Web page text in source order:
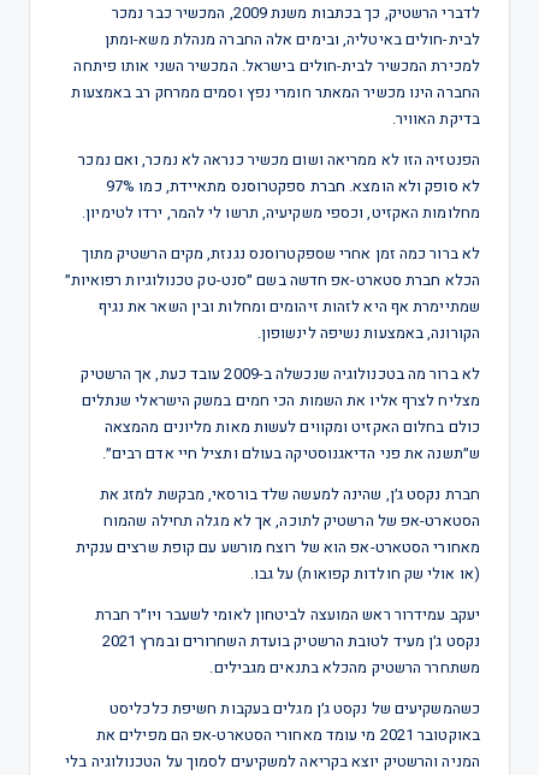
לדברי הרשטיק, כך בכתבות משנת 2009, המכשיר כבר נמכר
לבית-חולים באיטליה, ובימים אלה החברה מנהלת משא-ומתן
למכירת המכשיר לבית-חולים בישראל. המכשיר השני אותו פיתחה
החברה הינו מכשיר המאתר חומרי נפץ וסמים ממרחק רב באמצעות
בדיקת האוויר.
הפנטזיה הזו לא ממריאה ושום מכשיר כנראה לא נמכר, ואם נמכר
לא סופק ולא הומצא. חברת ספקטרוסנס מתאיידת, כמו 97%
מחלומות האקזיט, וכספי משקיעיה, תרשו לי להמר, ירדו לטימיון.
לא ברור כמה זמן אחרי שספקטרוסנס נגנזת, מקים הרשטיק מתוך
הכלא חברת סטארט-אפ חדשה בשם ״סנט-טק טכנולוגיות רפואיות״
שמתיימרת אף היא לזהות זיהומים ומחלות ובין השאר את נגיף
הקורונה, באמצעות נשיפה לינשופון.
לא ברור מה בטכנולוגיה שנכשלה ב-2009 עובד כעת, אך הרשטיק
מצליח לצרף אליו את השמות הכי חמים במשק הישראלי שנתלים
כולם בחלום האקזיט ומקווים לעשות מאות מליונים מהמצאה
ש״תשנה את פני הדיאגנוסטיקה בעולם ותציל חיי אדם רבים״.
חברת נקסט ג׳ן, שהינה למעשה שלד בורסאי, מבקשת למזג את
הסטארט-אפ של הרשטיק לתוכה, אך לא מגלה תחילה שהמוח
מאחורי הסטארט-אפ הוא של רוצח מורשע עם קופת שרצים ענקית
(או אולי שק חולדות קפואות) על גבו.
יעקב עמידרור ראש המועצה לביטחון לאומי לשעבר ויו״ר חברת
נקסט ג׳ן מעיד לטובת הרשטיק בועדת השחרורים ובמרץ 2021
משתחרר הרשטיק מהכלא בתנאים מגבילים.
כשהמשקיעים של נקסט ג׳ן מגלים בעקבות חשיפת כלכליסט
באוקטובר 2021 מי עומד מאחורי הסטארט-אפ הם מפילים את
המניה והרשטיק יוצא בקריאה למשקיעים לסמוך על הטכנולוגיה בלי